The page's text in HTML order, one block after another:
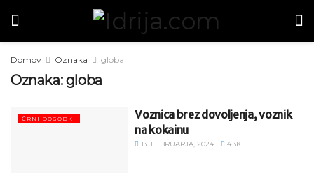
Domov Oznaka globa
Oznaka:globa
ČRNI DOGODKI
Voznica brez dovoljenja, voznik
na kokainu
13. FEBRUARJA, 2024 4.3K